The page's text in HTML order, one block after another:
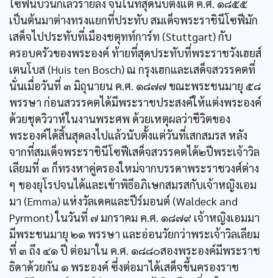
โซฟีนับวันก็เลวร้ายลง จนในที่สุดนับตั้งแต่ ค.ศ. ๑๘๕๕
เป็นต้นมาต่างทรงแยกที่ประทับ สมเด็จพระราชินีโซฟีมัก
เสด็จไปประทับที่เมืองชตุทท์การ์ท (Stuttgart) กับ
ครอบครัวของพระองค์ ท้ายที่สุดประทับที่พระราชวังเฮยส์
เตนโบส (Huis ten Bosch) ณ กรุงเฮกและเสด็จสวรรคตที่
นั่นเมื่อวันที่ ๓ มิถุนายน ค.ศ. ๑๘๗๗ ขณะพระชนมายุ ๕๘
พรรษา ก่อนสวรรคตได้มีพระราชประสงค์ให้แต่งพระองค์
ด้วยชุดวิวาห์ในงานพระศพ ด้วยเหตุผลว่าชีวิตของ
พระองค์ได้สิ้นสุดลงไปแล้วนับตั้งแต่วันที่เสกสมรส หลัง
จากที่สมเด็จพระราชินีโซฟีเสด็จสวรรคตได้๒ปีพระเจ้าวิล
เลียมที่ ๓ ก็ทรงหาคู่ครองใหม่จากบรรดาพระราชวงศ์ต่าง
ๆ ของยุโรปจนได้และเข้าพิธีอภิเษกสมรสกับเจ้าหญิงเอม
มา (Emma) แห่งวัลเดคและปีร์มอนต์ (Waldeck and
Pyrmont) ในวันที่ ๗ มกราคม ค.ศ. ๑๘๗๙ เจ้าหญิงเอมมา
มีพระชนมายุ ๒๑ พรรษา และอ่อนวัยกว่าพระเจ้าวิลเลียม
ที่ ๓ ถึง ๔๑ ปี ต่อมาใน ค.ศ. ๑๘๘๐สองพระองค์มีพระราช
ธิดาด้วยกัน ๑ พระองค์ ซึ่งต่อมาได้เสด็จขึ้นครองราช